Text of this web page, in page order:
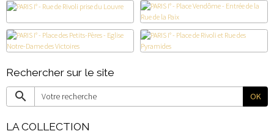
Rechercher sur le site
OK
LA COLLECTION